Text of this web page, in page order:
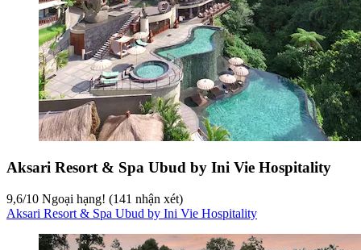
Aksari Resort & Spa Ubud by Ini Vie Hospitality
9,6/10 Ngoại hạng! (141 nhận xét)
Aksari Resort & Spa Ubud by Ini Vie Hospitality